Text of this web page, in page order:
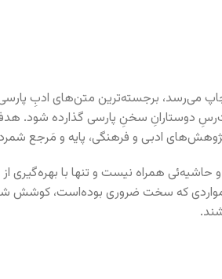
می‌رسد، برجسته‌ترین متن‌های ادبِ
سخنِ پارسی گذارده شود. هدف،
پژوهش‌های ادبی و فرهنگی، پایه و مَرجع
حاشیه‌ئی همراه نیست و تنها با بهره‌گیری
که سخت ضروری بوده‌است، کوشش